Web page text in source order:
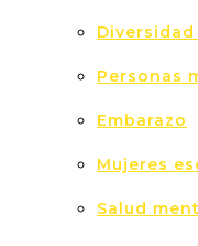
Personas
Embarazo
Mujeres
Salud